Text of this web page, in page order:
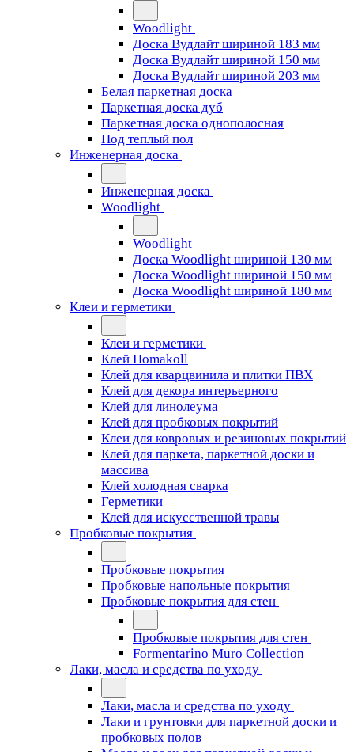
Woodlight
Доска Вудлайт шириной 183 мм
Доска Вудлайт шириной 150 мм
Доска Вудлайт шириной 203 мм
Белая паркетная доска
Паркетная доска дуб
Паркетная доска однополосная
Под теплый пол
Инженерная доска
Инженерная доска
Woodlight
Woodlight
Доска Woodlight шириной 130 мм
Доска Woodlight шириной 150 мм
Доска Woodlight шириной 180 мм
Клеи и герметики
Клеи и герметики
Клей Homakoll
Клей для кварцвинила и плитки ПВХ
Клей для декора интерьерного
Клей для линолеума
Клей для пробковых покрытий
Клеи для ковровых и резиновых покрытий
Клей для паркета, паркетной доски и
массива
Клей холодная сварка
Герметики
Клей для искусственной травы
Пробковые покрытия
Пробковые покрытия
Пробковые напольные покрытия
Пробковые покрытия для стен
Пробковые покрытия для стен
Formentarino Muro Collection
Лаки, масла и средства по уходу
Лаки, масла и средства по уходу
Лаки и грунтовки для паркетной доски и
пробковых полов